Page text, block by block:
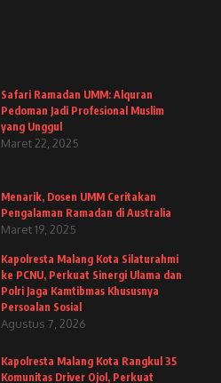
Safari Ramadan UMM: Alquran
Pedoman Jadi Profesional Muslim
yang Unggul
Maret 22, 2025
Menarik, Dosen UMM Ceritakan
Pengalaman Ramadan di Australia
Maret 19, 2025
Kapolresta Malang Kota Silaturahmi
ke PCNU, Perkuat Sinergi Ulama dan
Polri Jaga Kamtibmas Khususnya
Persoalan Sosial
Agustus 7, 2026
Kapolresta Malang Kota Rangkul 35
Komunitas Driver Ojol, Perkuat